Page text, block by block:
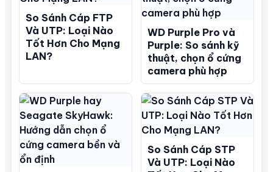
So Sánh Cáp FTP
Và UTP: Loại Nào
Tốt Hơn Cho Mạng
LAN?
WD Purple Pro và
Purple: So sánh kỹ
thuật, chọn ổ cứng
camera phù hợp
So Sánh Cáp STP
Và UTP: Loại Nào